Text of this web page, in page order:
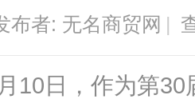
布者: 无名商贸网 |
10日，作为第